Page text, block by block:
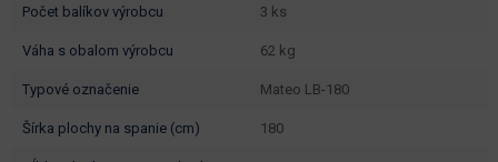
počet balíkov výrobcu 3 ks
váha s obalom výrobcu 62 kg
typové označenie Mateo LB-180
šírka plochy na spanie (cm) 180